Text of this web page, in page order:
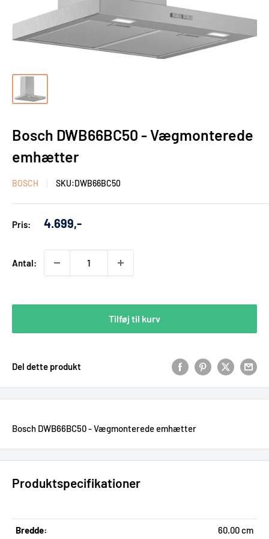
Bosch DWB66BC50 - Vægmonterede
emhætter
BOSCH SKU:DWB66BC50
Pris:
Udsalgs
4.699,-
Antal:
Tilføj til kurv
Del dette produkt
Bosch DWB66BC50 - Vægmonterede emhætter
Produktspecifikationer
Bredde: 60.00 cm